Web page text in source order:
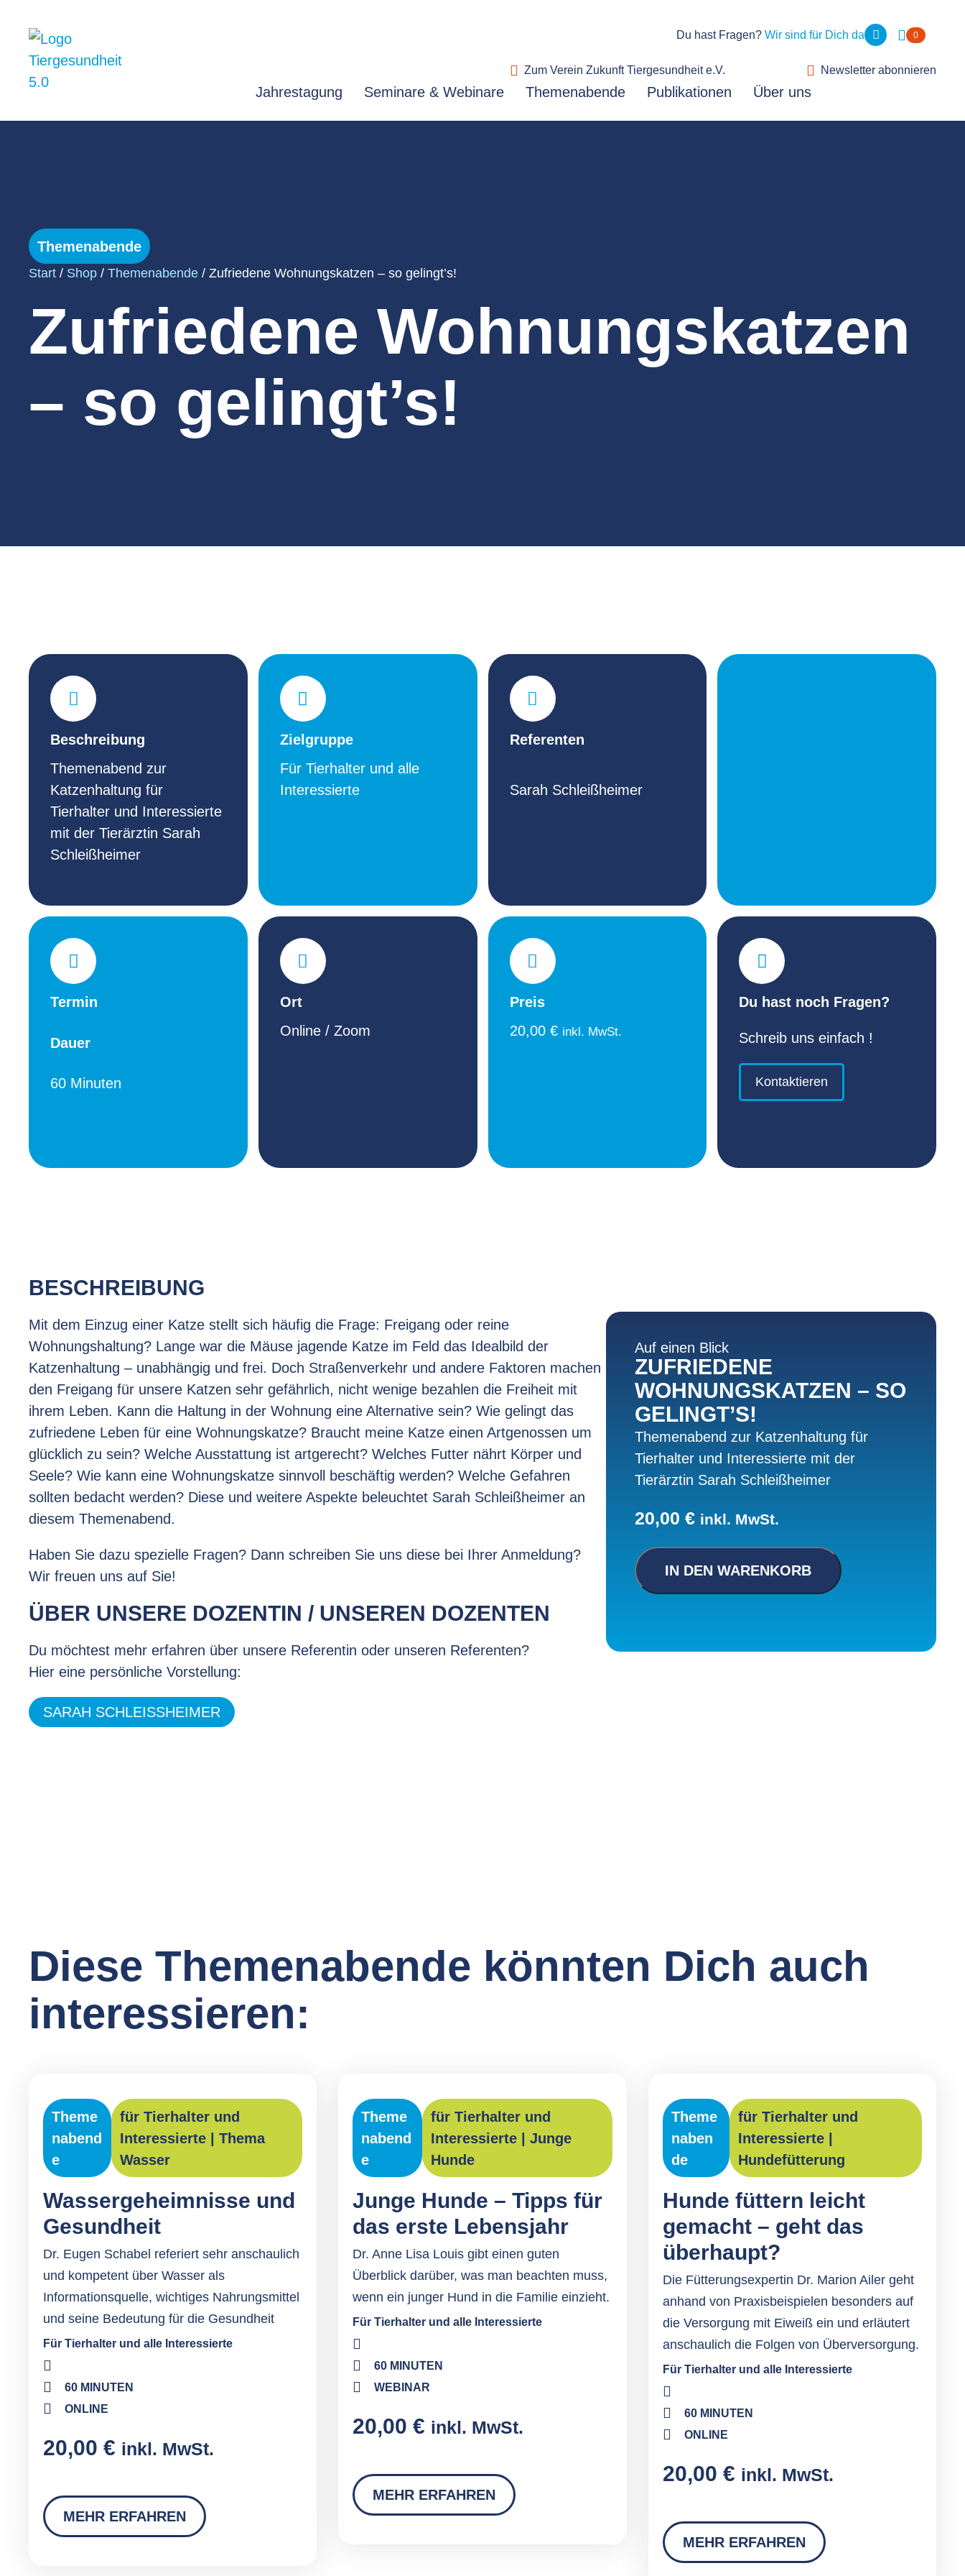
Du hast Fragen? Wir sind für Dich da 0
Zum Verein Zukunft Tiergesundheit e.V. Newsletter abonnieren
Jahrestagung Seminare & Webinare Themenabende Publikationen Über uns
Themenabende
Start / Shop / Themenabende / Zufriedene Wohnungskatzen – so gelingt’s!
Zufriedene Wohnungskatzen
– so gelingt’s!
Beschreibung
Themenabend zur
Katzenhaltung für
Tierhalter und Interessierte
mit der Tierärztin Sarah
Schleißheimer
Zielgruppe
Für Tierhalter und alle
Interessierte
Referenten
Sarah Schleißheimer
Termin
Dauer
60 Minuten
Ort
Online / Zoom
Preis
20,00 € inkl. MwSt.
Du hast noch Fragen?
Schreib uns einfach !
Kontaktieren
BESCHREIBUNG
Mit dem Einzug einer Katze stellt sich häufig die Frage: Freigang oder reine
Wohnungshaltung? Lange war die Mäuse jagende Katze im Feld das Idealbild der
Katzenhaltung – unabhängig und frei. Doch Straßenverkehr und andere Faktoren machen
den Freigang für unsere Katzen sehr gefährlich, nicht wenige bezahlen die Freiheit mit
ihrem Leben. Kann die Haltung in der Wohnung eine Alternative sein? Wie gelingt das
zufriedene Leben für eine Wohnungskatze? Braucht meine Katze einen Artgenossen um
glücklich zu sein? Welche Ausstattung ist artgerecht? Welches Futter nährt Körper und
Seele? Wie kann eine Wohnungskatze sinnvoll beschäftig werden? Welche Gefahren
sollten bedacht werden? Diese und weitere Aspekte beleuchtet Sarah Schleißheimer an
diesem Themenabend.
Haben Sie dazu spezielle Fragen? Dann schreiben Sie uns diese bei Ihrer Anmeldung?
Wir freuen uns auf Sie!
ÜBER UNSERE DOZENTIN / UNSEREN DOZENTEN
Du möchtest mehr erfahren über unsere Referentin oder unseren Referenten?
Hier eine persönliche Vorstellung:
SARAH SCHLEISSHEIMER
Auf einen Blick
ZUFRIEDENE
WOHNUNGSKATZEN – SO
GELINGT’S!
Themenabend zur Katzenhaltung für
Tierhalter und Interessierte mit der
Tierärztin Sarah Schleißheimer
20,00€ inkl. MwSt.
IN DEN WARENKORB
Diese Themenabende könnten Dich auch
interessieren:
Theme
nabend
e
für Tierhalter und
Interessierte| Thema
Wasser
Wassergeheimnisse und
Gesundheit
Dr. Eugen Schabel referiert sehr anschaulich
und kompetent über Wasser als
Informationsquelle, wichtiges Nahrungsmittel
und seine Bedeutung für die Gesundheit
Für Tierhalter und alle Interessierte
60 MINUTEN
ONLINE
20,00 € inkl. MwSt.
MEHR ERFAHREN
Theme
nabend
e
für Tierhalter und
Interessierte |Junge
Hunde
Junge Hunde – Tipps für
das erste Lebensjahr
Dr. Anne Lisa Louis gibt einen guten
Überblick darüber, was man beachten muss,
wenn ein junger Hund in die Familie einzieht.
Für Tierhalter und alle Interessierte
60 MINUTEN
WEBINAR
20,00€ inkl. MwSt.
MEHR ERFAHREN
Theme
naben
de
für Tierhalter und
Interessierte
Hundefütterung
Hunde füttern leicht
gemacht – geht das
überhaupt?
Die Fütterungsexpertin Dr. Marion Ailer geht
anhand von Praxisbeispielen besonders auf
die Versorgung mit Eiweiß ein und erläutert
anschaulich die Folgen von Überversorgung.
Für Tierhalter und alle Interessierte
60 MINUTEN
ONLINE
20,00 € inkl. MwSt.
MEHR ERFAHREN